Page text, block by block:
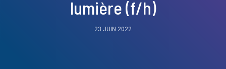
lumière (f/h)
23 JUIN 2022